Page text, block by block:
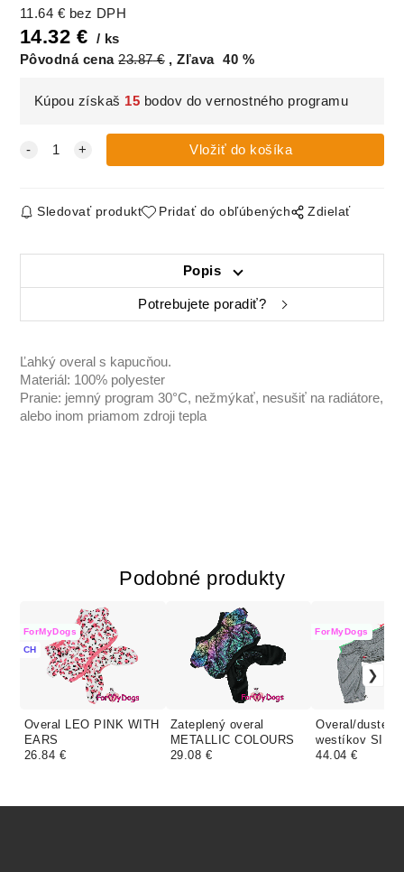
11.64 € bez DPH
14.32 €
ks
Pôvodná cena 23.87€ Zľava 40 %
Kúpou získaš 15 bodov do vernostného programu
Sledovať produkt Pridať do obľúbených Zdielať
Popis
Potrebujete poradiť?
Ľahký overal s kapucňou.
Materiál: 100% polyester
Pranie: jemný program 30°C, nežmýkať, nesušiť na radiátore,
alebo inom priamom zdroji tepla
Podobné produkty
Overal LEO PINK WITH
EARS
ForMyDogs
CH
26.84 €
Zateplený overal
METALLIC COLOURS
29.08 €
Overal/duster
westíkov
GREEN (pre
ForMyDogs
44.04 €